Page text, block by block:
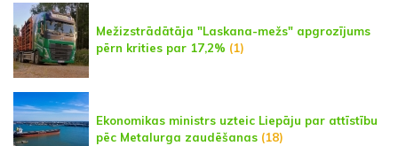
Mežizstrādātāja "Laskana-mežs" apgrozījums
pērn krities par 17,2% (1)
Ekonomikas ministrs uzteic Liepāju par attīstību
pēc Metalurga zaudēšanas (18)